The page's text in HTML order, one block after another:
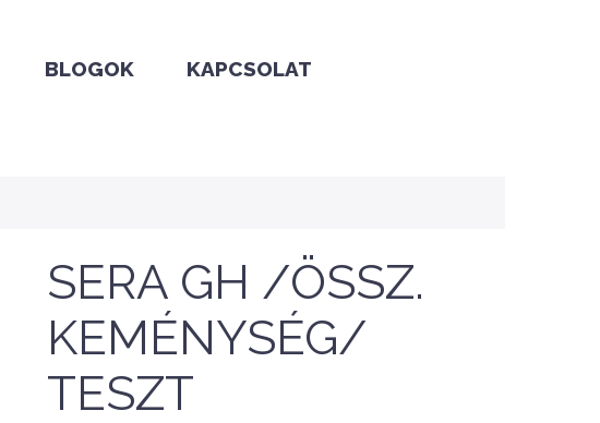
BLOGOK KAPCSOLAT
SERA GH /ÖSSZ.
KEMÉNYSÉG/
TESZT